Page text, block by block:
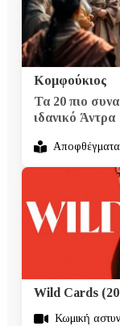
Κομφούκιος
Τα 20 πιο
ιδανικό Άντρα
Wild Cards
Κωμική